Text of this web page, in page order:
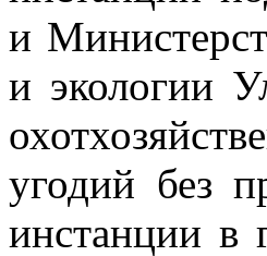
и
и экологии
угодий без
инстанции в